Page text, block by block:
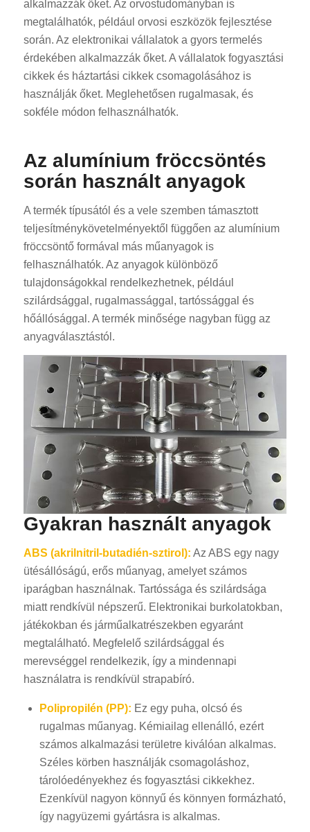
alkalmazzák őket. Az orvostudományban is
megtalálhatók, például orvosi eszközök fejlesztése
során. Az elektronikai vállalatok a gyors termelés
érdekében alkalmazzák őket. A vállalatok fogyasztási
cikkek és háztartási cikkek csomagolásához is
használják őket. Meglehetősen rugalmasak, és
sokféle módon felhasználhatók.
Az alumínium fröccsöntés
során használt anyagok
A termék típusától és a vele szemben támasztott
teljesítménykövetelményektől függően az alumínium
fröccsöntő formával más műanyagok is
felhasználhatók. Az anyagok különböző
tulajdonságokkal rendelkezhetnek, például
szilárdsággal, rugalmassággal, tartóssággal és
hőállósággal. A termék minősége nagyban függ az
anyagválasztástól.
Gyakran használt anyagok
ABS (akrilnitril-butadién-sztirol): Az ABS egy nagy
ütésállóságú, erős műanyag, amelyet számos
iparágban használnak. Tartóssága és szilárdsága
miatt rendkívül népszerű. Elektronikai burkolatokban,
játékokban és járműalkatrészekben egyaránt
megtalálható. Megfelelő szilárdsággal és
merevséggel rendelkezik, így a mindennapi
használatra is rendkívül strapabíró.
Polipropilén (PP): Ez egy puha, olcsó és
rugalmas műanyag. Kémiailag ellenálló, ezért
számos alkalmazási területre kiválóan alkalmas.
Széles körben használják csomagoláshoz,
tárolóedényekhez és fogyasztási cikkekhez.
Ezenkívül nagyon könnyű és könnyen formázható,
így nagyüzemi gyártásra is alkalmas.